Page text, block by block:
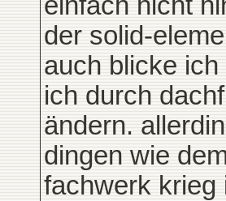
der solid-
auch blicke
ich durch
ändern.
dingen wie
fachwerk krieg